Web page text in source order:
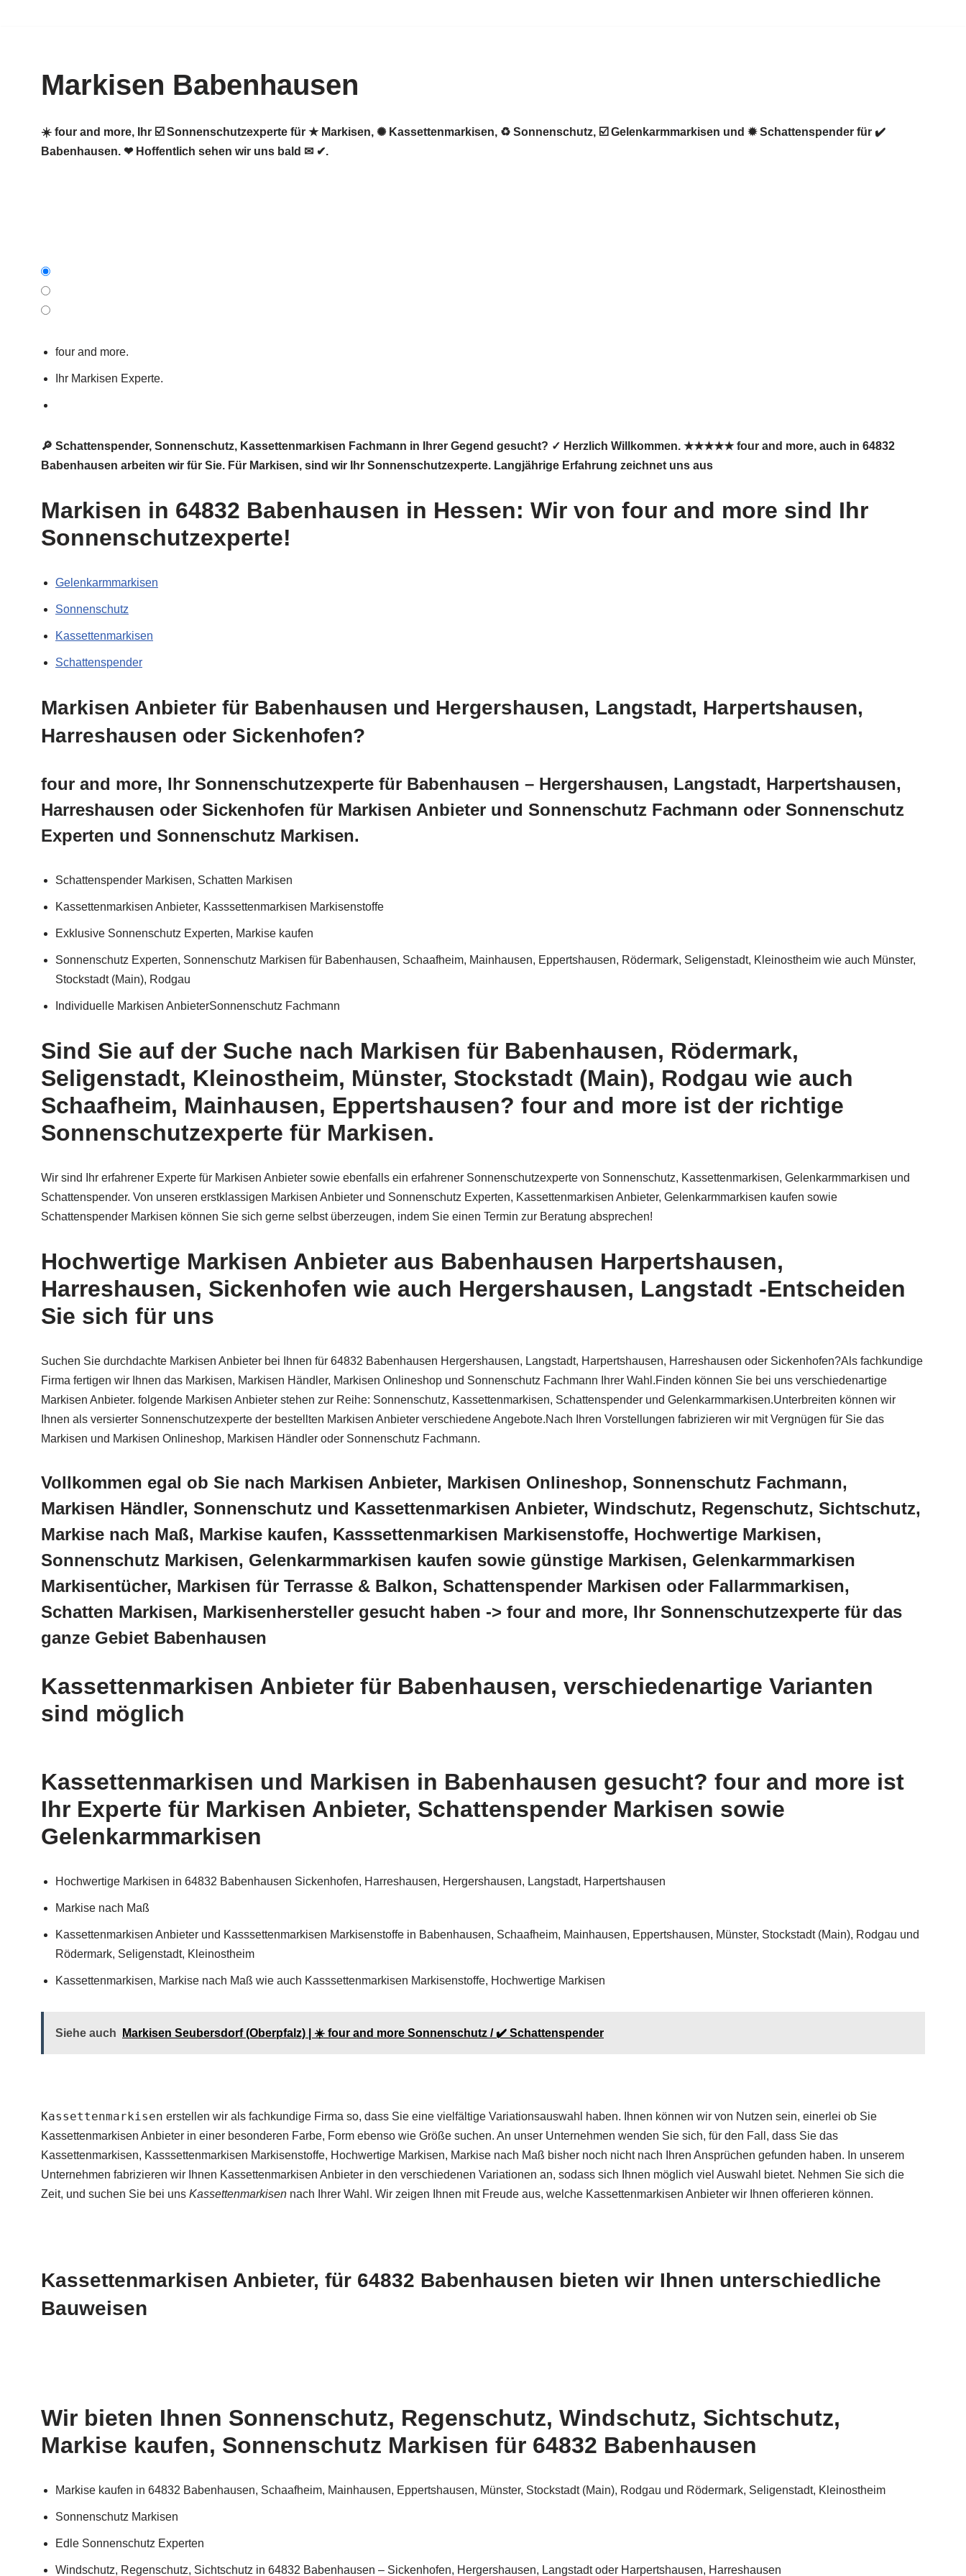
springenMarkisen Babenhausen
☀️ four and more, Ihr ☑️ Sonnenschutzexperte für ★ Markisen, ✺ Kassettenmarkisen, ♻ Sonnenschutz, ☑️ Gelenkarmmarkisen und ✹ Schattenspender für ✔️
Babenhausen. ❤ Hoffentlich sehen wir uns bald ✉ ✔.
four and more.
Ihr Markisen Experte.
🔎 Schattenspender, Sonnenschutz, Kassettenmarkisen Fachmann in Ihrer Gegend gesucht? ✓ Herzlich Willkommen. ★★★★★ four and more, auch in 64832
Babenhausen arbeiten wir für Sie. Für Markisen, sind wir Ihr Sonnenschutzexperte. Langjährige Erfahrung zeichnet uns aus
Markisen in 64832 Babenhausen in Hessen: Wir von four and more sind Ihr
Sonnenschutzexperte!
Gelenkarmmarkisen
Sonnenschutz
Kassettenmarkisen
Schattenspender
Markisen Anbieter für Babenhausen und Hergershausen, Langstadt, Harpertshausen,
Harreshausen oder Sickenhofen?
four and more, Ihr Sonnenschutzexperte für Babenhausen – Hergershausen, Langstadt, Harpertshausen,
Harreshausen oder Sickenhofen für Markisen Anbieter und Sonnenschutz Fachmann oder Sonnenschutz
Experten und Sonnenschutz Markisen.
Schattenspender Markisen, Schatten Markisen
Kassettenmarkisen Anbieter, Kasssettenmarkisen Markisenstoffe
Exklusive Sonnenschutz Experten, Markise kaufen
Sonnenschutz Experten, Sonnenschutz Markisen für Babenhausen, Schaafheim, Mainhausen, Eppertshausen, Rödermark, Seligenstadt, Kleinostheim wie auch Münster,
Stockstadt (Main), Rodgau
Individuelle Markisen AnbieterSonnenschutz Fachmann
Sind Sie auf der Suche nach Markisen für Babenhausen, Rödermark,
Seligenstadt, Kleinostheim, Münster, Stockstadt (Main), Rodgau wie auch
Schaafheim, Mainhausen, Eppertshausen? four and more ist der richtige
Sonnenschutzexperte für Markisen.
Wir sind Ihr erfahrener Experte für Markisen Anbieter sowie ebenfalls ein erfahrener Sonnenschutzexperte von Sonnenschutz, Kassettenmarkisen, Gelenkarmmarkisen und
Schattenspender. Von unseren erstklassigen Markisen Anbieter und Sonnenschutz Experten, Kassettenmarkisen Anbieter, Gelenkarmmarkisen kaufen sowie
Schattenspender Markisen können Sie sich gerne selbst überzeugen, indem Sie einen Termin zur Beratung absprechen!
Hochwertige Markisen Anbieter aus Babenhausen Harpertshausen,
Harreshausen, Sickenhofen wie auch Hergershausen, Langstadt -Entscheiden
Sie sich für uns
Suchen Sie durchdachte Markisen Anbieter bei Ihnen für 64832 Babenhausen Hergershausen, Langstadt, Harpertshausen, Harreshausen oder Sickenhofen?Als fachkundige
Firma fertigen wir Ihnen das Markisen, Markisen Händler, Markisen Onlineshop und Sonnenschutz Fachmann Ihrer Wahl.Finden können Sie bei uns verschiedenartige
Markisen Anbieter. folgende Markisen Anbieter stehen zur Reihe: Sonnenschutz, Kassettenmarkisen, Schattenspender und Gelenkarmmarkisen.Unterbreiten können wir
Ihnen als versierter Sonnenschutzexperte der bestellten Markisen Anbieter verschiedene Angebote.Nach Ihren Vorstellungen fabrizieren wir mit Vergnügen für Sie das
Markisen und Markisen Onlineshop, Markisen Händler oder Sonnenschutz Fachmann.
Vollkommen egal ob Sie nach Markisen Anbieter, Markisen Onlineshop, Sonnenschutz Fachmann,
Markisen Händler, Sonnenschutz und Kassettenmarkisen Anbieter, Windschutz, Regenschutz, Sichtschutz,
Markise nach Maß, Markise kaufen, Kasssettenmarkisen Markisenstoffe, Hochwertige Markisen,
Sonnenschutz Markisen, Gelenkarmmarkisen kaufen sowie günstige Markisen, Gelenkarmmarkisen
Markisentücher, Markisen für Terrasse & Balkon, Schattenspender Markisen oder Fallarmmarkisen,
Schatten Markisen, Markisenhersteller gesucht haben -> four and more, Ihr Sonnenschutzexperte für das
ganze Gebiet Babenhausen
Kassettenmarkisen Anbieter für Babenhausen, verschiedenartige Varianten
sind möglich
Kassettenmarkisen und Markisen in Babenhausen gesucht? four and more ist
Ihr Experte für Markisen Anbieter, Schattenspender Markisen sowie
Gelenkarmmarkisen
Hochwertige Markisen in 64832 Babenhausen Sickenhofen, Harreshausen, Hergershausen, Langstadt, Harpertshausen
Markise nach Maß
Kassettenmarkisen Anbieter und Kasssettenmarkisen Markisenstoffe in Babenhausen, Schaafheim, Mainhausen, Eppertshausen, Münster, Stockstadt (Main), Rodgau und
Rödermark, Seligenstadt, Kleinostheim
Kassettenmarkisen, Markise nach Maß wie auch Kasssettenmarkisen Markisenstoffe, Hochwertige Markisen
Siehe auch Markisen Seubersdorf (Oberpfalz) | ☀️ four and more Sonnenschutz / ✔️ Schattenspender
Kassettenmarkisen erstellen wir als fachkundige Firma so, dass Sie eine vielfältige Variationsauswahl haben. Ihnen können wir von Nutzen sein, einerlei ob Sie
Kassettenmarkisen Anbieter in einer besonderen Farbe, Form ebenso wie Größe suchen. An unser Unternehmen wenden Sie sich, für den Fall, dass Sie das
Kassettenmarkisen, Kasssettenmarkisen Markisenstoffe, Hochwertige Markisen, Markise nach Maß bisher noch nicht nach Ihren Ansprüchen gefunden haben. In unserem
Unternehmen fabrizieren wir Ihnen Kassettenmarkisen Anbieter in den verschiedenen Variationen an, sodass sich Ihnen möglich viel Auswahl bietet. Nehmen Sie sich die
Zeit, und suchen Sie bei uns Kassettenmarkisen nach Ihrer Wahl. Wir zeigen Ihnen mit Freude aus, welche Kassettenmarkisen Anbieter wir Ihnen offerieren können.
Kassettenmarkisen Anbieter, für 64832 Babenhausen bieten wir Ihnen unterschiedliche
Bauweisen
Wir bieten Ihnen Sonnenschutz, Regenschutz, Windschutz, Sichtschutz,
Markise kaufen, Sonnenschutz Markisen für 64832 Babenhausen
Markise kaufen in 64832 Babenhausen, Schaafheim, Mainhausen, Eppertshausen, Münster, Stockstadt (Main), Rodgau und Rödermark, Seligenstadt, Kleinostheim
Sonnenschutz Markisen
Edle Sonnenschutz Experten
Windschutz, Regenschutz, Sichtschutz in 64832 Babenhausen – Sickenhofen, Hergershausen, Langstadt oder Harpertshausen, Harreshausen